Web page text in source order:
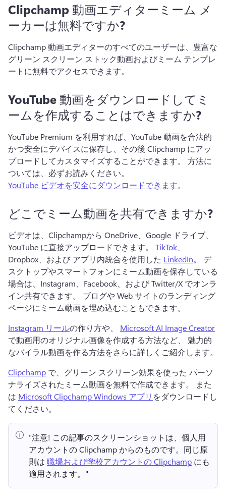
Clipchamp 動画エディターミーム メ
ーカーは無料ですか?
Clipchamp 動画エディターのすべてのユーザーは、豊富な
グリーン スクリーン ストック動画およびミーム テンプレ
ートに無料でアクセスできます。
YouTube 動画をダウンロードしてミ
ームを作成することはできますか?
YouTube Premium を利用すれば、YouTube 動画を合法的
かつ安全にデバイスに保存し、その後 Clipchamp にアッ
プロードしてカスタマイズすることができます。 方法に
ついては、必ずお読みください。
YouTube ビデオを安全にダウンロードできます。
どこでミーム動画を共有できますか?
ビデオは、Clipchampから OneDrive、Google ドライブ、
YouTube に直接アップロードできます。 TikTok
Dropbox、および アプリ内統合を使用した LinkedIn。 デ
スクトップやスマートフォンにミーム動画を保存している
場合は、Instagram、Facebook、および Twitter/X でオンラ
イン共有できます。 ブログや Web サイトのランディング
ページにミーム動画を埋め込むこともできます。
Instagram リールの作り方や、 Microsoft AI Image Creator
で動画用のオリジナル画像を作成する方法など、 魅力的
Clipchamp で、グリーン スクリーン効果を使った パーソ
ナライズされたミーム動画を無料で作成できます。 また
は Microsoft Clipchamp Windows アプリ をダウンロードし
てください。
"注意! この記事のスクリーンショットは、個人用
アカウントの Clipchamp からのものです。 同じ原
則は 職場および学校アカウントの Clipchamp にも
適用されます。"